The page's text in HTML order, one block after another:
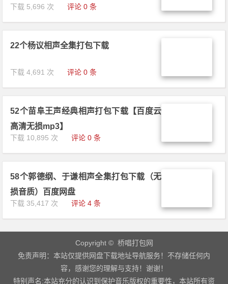
下载 5,696 次 评论 0 条
22个杨议相声全集打包下载
下载 4,691 次 评论 0 条
52个苗阜王声经典相声打包下载【百度云
高清无损mp3】
下载 10,895 次 评论 0 条
58个郭德纲、于谦相声全集打包下载（无
损音质）百度网盘
下载 35,417 次 评论 4 条
Copyright © 桥唱打包网
免责声明：本站仅提供网盘下载地址导航服务！不存储任何内
容，感谢您的理解与支持！谢谢！
特别声名:本站充分的认识到保护音乐版权的重要性，本站所有资